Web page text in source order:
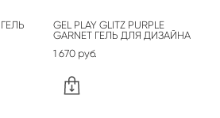
ГЕЛЬ
GEL PLAY GLITZ PURPLE
GARNET ГЕЛЬ ДЛЯ ДИЗАЙНА
1 670 pуб.